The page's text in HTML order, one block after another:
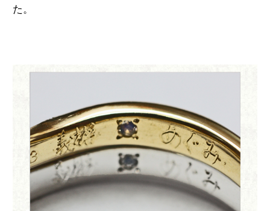
た。